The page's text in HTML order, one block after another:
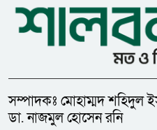
১২
সম্পাদকঃ মোহাম্মদ শহিদুল
ডা. নাজমুল হোসেন রনি